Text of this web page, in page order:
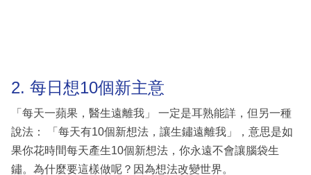
2. 每日想10個新主意
「每天一蘋果，醫生遠離我」 一定是耳熟能詳，但另一種
說法： 「每天有10個新想法，讓生鏽遠離我」，意思是如
果你花時間每天產生10個新想法，你永遠不會讓腦袋生
鏽。為什麼要這樣做呢？因為想法改變世界。